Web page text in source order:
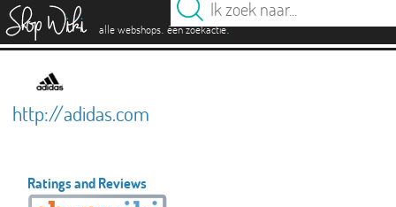
alle webshops. één zoekactie.
http://adidas.com
Ratings and Reviews